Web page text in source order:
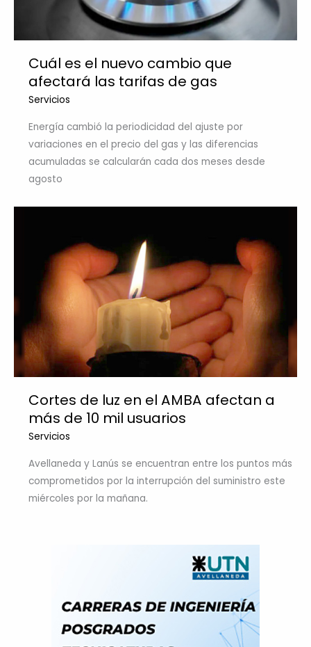
Cuál es el nuevo cambio que
afectará las tarifas de gas
Servicios
Energía cambió la periodicidad del ajuste por
variaciones en el precio del gas y las diferencias
acumuladas se calcularán cada dos meses desde
agosto
Cortes de luz en el AMBA afectan a
más de 10 mil usuarios
Servicios
Avellaneda y Lanús se encuentran entre los puntos más
comprometidos por la interrupción del suministro este
miércoles por la mañana.